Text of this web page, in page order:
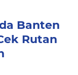
Banten
Rutan